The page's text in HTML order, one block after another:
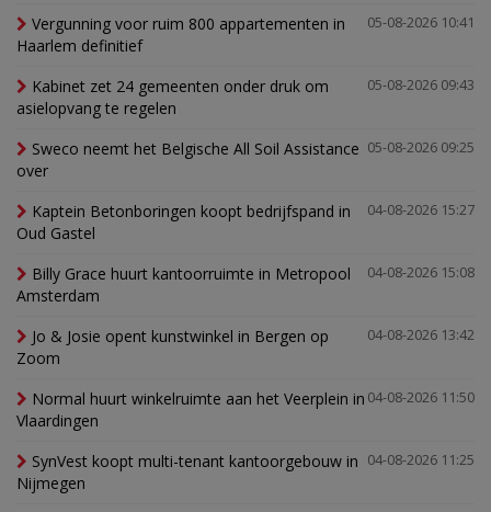
05-08-2026 10:41
Vergunning voor ruim 800 appartementen in
Haarlem definitief
05-08-2026 09:43
Kabinet zet 24 gemeenten onder druk om
asielopvang te regelen
05-08-2026 09:25
Sweco neemt het Belgische All Soil Assistance
over
04-08-2026 15:27
Kaptein Betonboringen koopt bedrijfspand in
Oud Gastel
04-08-2026 15:08
Billy Grace huurt kantoorruimte in Metropool
Amsterdam
04-08-2026 13:42
Jo & Josie opent kunstwinkel in Bergen op
Zoom
04-08-2026 11:50
Normal huurt winkelruimte aan het Veerplein in
Vlaardingen
04-08-2026 11:25
SynVest koopt multi-tenant kantoorgebouw in
Nijmegen